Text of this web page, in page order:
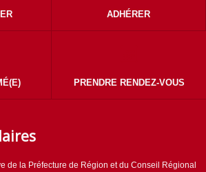
ADHÉRER
PRENDRE RENDEZ-VOUS
de la Préfecture de Région et du Conseil Régional